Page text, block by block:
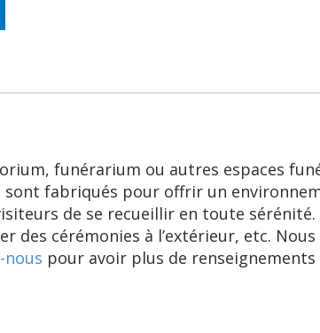
funérarium ou autres espaces
fabriqués pour offrir un
de se recueillir en toute
cérémonies à l’extérieur, etc.
nous pour avoir plus de renseignements